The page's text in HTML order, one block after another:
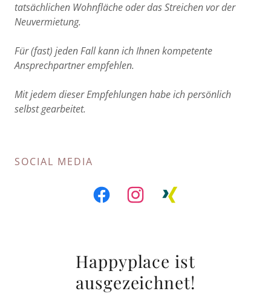
tatsächlichen Wohnfläche oder das Streichen vor der
Neuvermietung.
Für (fast) jeden Fall kann ich Ihnen kompetente
Ansprechpartner empfehlen.
Mit jedem dieser Empfehlungen habe ich persönlich
selbst gearbeitet.
SOCIAL MEDIA
Happyplace ist
ausgezeichnet!